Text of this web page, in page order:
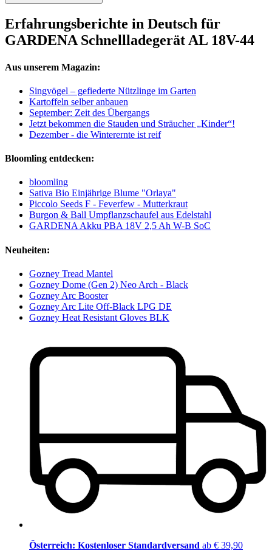
Erfahrungsberichte in Deutsch für
GARDENA Schnellladegerät AL 18V-44
Aus unserem Magazin:
Singvögel – gefiederte Nützlinge im Garten
Kartoffeln selber anbauen
September: Zeit des Übergangs
Jetzt bekommen die Stauden und Sträucher „Kinder“!
Dezember - die Winterernte ist reif
Bloomling entdecken:
bloomling
Sativa Bio Einjährige Blume "Orlaya"
Piccolo Seeds F - Feverfew - Mutterkraut
Burgon & Ball Umpflanzschaufel aus Edelstahl
GARDENA Akku PBA 18V 2,5 Ah W-B SoC
Neuheiten:
Gozney Tread Mantel
Gozney Dome (Gen 2) Neo Arch - Black
Gozney Arc Booster
Gozney Arc Lite Off-Black LPG DE
Gozney Heat Resistant Gloves BLK
Österreich: Kostenloser Standardversand ab € 39,90